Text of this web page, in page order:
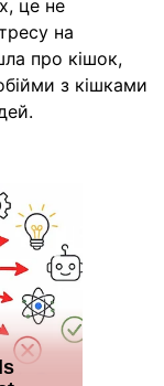
це не
на
про кішок,
з кішками